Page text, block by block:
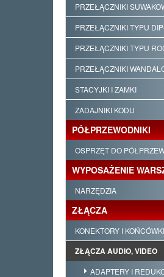
PRZEŁĄCZNIKI
PRZEŁĄCZNIKI TYPU
PRZEŁĄCZNIKI TYPU
PRZEŁĄCZNIKI
STACYJKI I ZAMKI
ZADAJNIKI KODU
PÓŁPRZEWODNIKI
OSPRZĘT DO
WYPOSAŻENIE
NARZĘDZIA
ZŁĄCZA
KONEKTORY I
ZŁĄCZA AUDIO, VIDEO
ADAPTERY I